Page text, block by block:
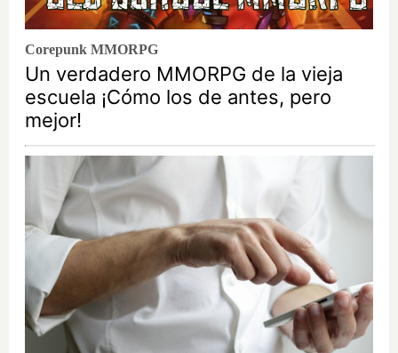
Corepunk MMORPG
Un verdadero MMORPG de la vieja
escuela ¡Cómo los de antes, pero
mejor!